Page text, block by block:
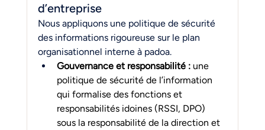
d’entreprise
Nous appliquons une politique de sécurité
des informations rigoureuse sur le plan
organisationnel interne à padoa.
Gouvernance et responsabilité : une
politique de sécurité de l’information
qui formalise des fonctions et
responsabilités idoines (RSSI, DPO)
sous la responsabilité de la direction et